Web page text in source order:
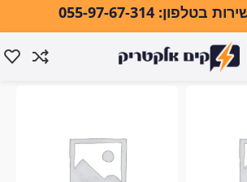
055-97-67-314
הבית מוצרים המתויגים “מכונת קרח”